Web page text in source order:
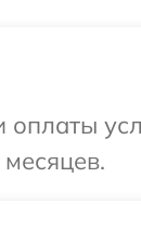
оплаты